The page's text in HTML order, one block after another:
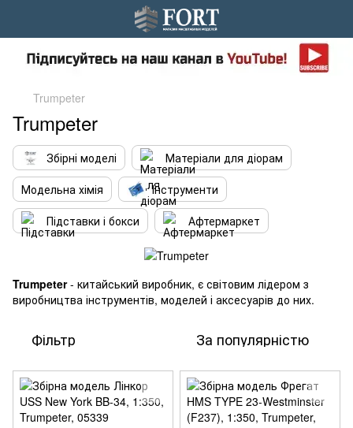
Trumpeter
Trumpeter
Збірні моделі
Матеріали для діорам
Модельна хімія
Інструменти
Підставки і бокси
Афтермаркет
Trumpeter- китайський виробник, є світовим лідером з
виробництва інструментів, моделей і аксесуарів до них.
Фільтр За популярністю